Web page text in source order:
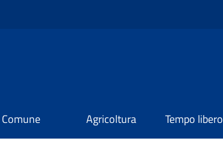
Agricoltura Tempo libero